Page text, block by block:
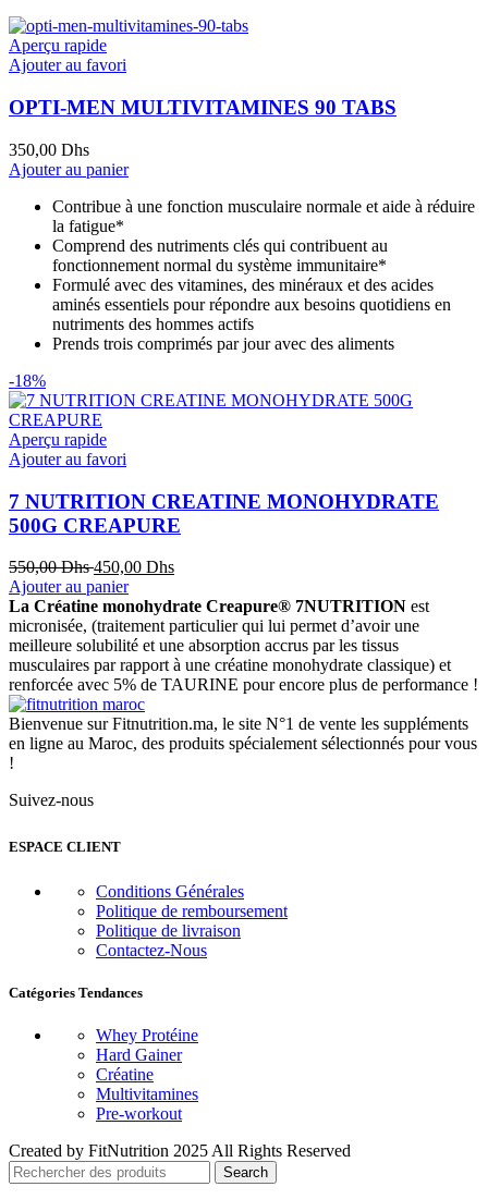
Aperçu rapide
Ajouter au favori
OPTI-MEN MULTIVITAMINES 90 TABS
350,00 Dhs
Ajouter au panier
Contribue à une fonction musculaire normale et aide à réduire
la fatigue*
Comprend des nutriments clés qui contribuent au
fonctionnement normal du système immunitaire*
Formulé avec des vitamines, des minéraux et des acides
aminés essentiels pour répondre aux besoins quotidiens en
nutriments des hommes actifs
Prends trois comprimés par jour avec des aliments
-18%
Aperçu rapide
Ajouter au favori
7 NUTRITION CREATINE MONOHYDRATE
500G CREAPURE
550,00DhsLe
prix
initial
était :
550,00 Dhs.
450,00 DhsLe
actuel
est :
450,00 Dhs.
Ajouter au panier
La Créatine monohydrate Creapure® 7NUTRITION est
micronisée, (traitement particulier qui lui permet d’avoir une
meilleure solubilité et une absorption accrus par les tissus
musculaires par rapport à une créatine monohydrate classique) et
renforcée avec 5% de TAURINE pour encore plus de performance !
Bienvenue sur Fitnutrition.ma, le site N°1 de vente les suppléments
en ligne au Maroc, des produits spécialement sélectionnés pour vous
!
Suivez-nous
ESPACE CLIENT
Conditions Générales
Politique de remboursement
Politique de livraison
Contactez-Nous
Catégories Tendances
Whey Protéine
Hard Gainer
Créatine
Multivitamines
Pre-workout
Created by FitNutrition 2025 All Rights Reserved
Search